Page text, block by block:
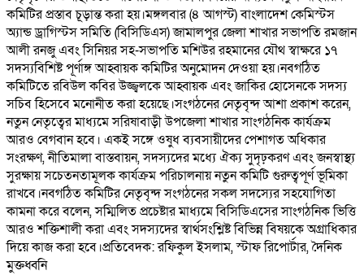
কমিটির প্রস্তাব চূড়ান্ত করা হয়।মঙ্গলবার (৪ আগস্ট) বাংলাদেশ কেমিস্টস
অ্যান্ড ড্রাগিস্টস সমিতি (বিসিডিএস) জামালপুর জেলা শাখার সভাপতি রমজান
আলী রনজু এবং সিনিয়র সহ-সভাপতি মশিউর রহমানের যৌথ স্বাক্ষরে ১৭
সদস্যবিশিষ্ট পূর্ণাঙ্গ আহ্বায়ক কমিটির অনুমোদন দেওয়া হয়।নবগঠিত
কমিটিতে রবিউল কবির উজ্জ্বলকে আহ্বায়ক এবং জাকির হোসেনকে সদস্য
সচিব হিসেবে মনোনীত করা হয়েছে।সংগঠনের নেতৃবৃন্দ আশা প্রকাশ করেন,
নতুন নেতৃত্বের মাধ্যমে সরিষাবাড়ী উপজেলা শাখার সাংগঠনিক কার্যক্রম
আরও বেগবান হবে। একই সঙ্গে ওষুধ ব্যবসায়ীদের পেশাগত অধিকার
সংরক্ষণ, নীতিমালা বাস্তবায়ন, সদস্যদের মধ্যে ঐক্য সুদৃঢ়করণ এবং জনস্বাস্থ্য
সুরক্ষায় সচেতনতামূলক কার্যক্রম পরিচালনায় নতুন কমিটি গুরুত্বপূর্ণ ভূমিকা
রাখবে।নবগঠিত কমিটির নেতৃবৃন্দ সংগঠনের সকল সদস্যের সহযোগিতা
কামনা করে বলেন, সম্মিলিত প্রচেষ্টার মাধ্যমে বিসিডিএসের সাংগঠনিক ভিত্তি
আরও শক্তিশালী করা এবং সদস্যদের স্বার্থসংশ্লিষ্ট বিভিন্ন বিষয়কে অগ্রাধিকার
দিয়ে কাজ করা হবে।প্রতিবেদক: রফিকুল ইসলাম, স্টাফ রিপোর্টার, দৈনিক
মুক্তধ্বনি